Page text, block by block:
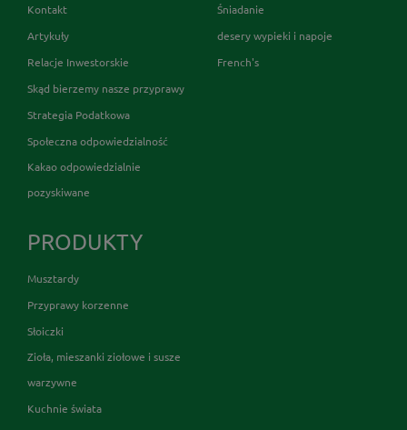
Kontakt
Artykuły
Relacje Inwestorskie
Skąd bierzemy nasze przyprawy
Strategia Podatkowa
Społeczna odpowiedzialność
Kakao odpowiedzialnie
pozyskiwane
Śniadanie
desery wypieki i napoje
French's
PRODUKTY
Musztardy
Przyprawy korzenne
Słoiczki
Zioła, mieszanki ziołowe i susze
warzywne
Kuchnie świata